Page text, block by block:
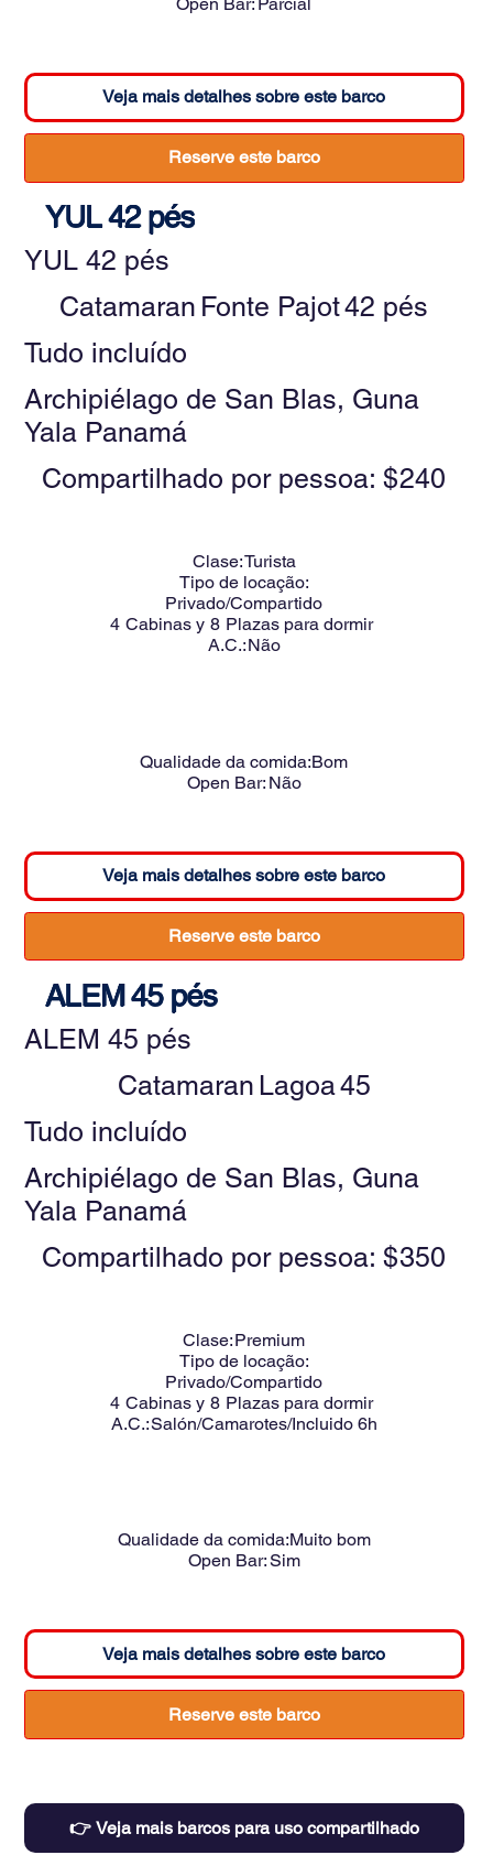
Veja mais detalhes sobre este barco
Reserve este barco
YUL 42 pés
YUL 42 pés
Catamaran Fonte Pajot42 pés
Tudo incluído
Archipiélago de San Blas, Guna
Yala Panamá
Compartilhado por pessoa: $240
Clase:Turista
Tipo de locação:
Privado/Compartido
4 Cabinas y 8 Plazas para dormir
A.C.:Não
Qualidade da comida:Bom
Open Bar: Não
Veja mais detalhes sobre este barco
Reserve este barco
ALEM 45 pés
ALEM 45 pés
Catamaran Lagoa45
Tudo incluído
Archipiélago de San Blas, Guna
Yala Panamá
Compartilhado por pessoa: $350
Clase:Premium
Tipo de locação:
Privado/Compartido
4 Cabinas y 8 Plazas para dormir
A.C.:Salón/Camarotes/Incluido 6h
Qualidade da comida:Muito bom
Open Bar:Sim
Veja mais detalhes sobre este barco
Reserve este barco
👉 Veja mais barcos para uso compartilhado